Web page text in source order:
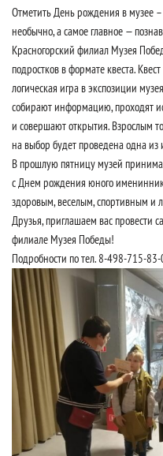
Отметить День рождения в музее –
необычно, а самое главное —
Красногорский филиал Музея
подростков в формате квеста.
логическая игра в экспозиции
собирают информацию, проходят
и совершают открытия. Взрослым
на выбор будет проведена одна
В прошлую пятницу музей
с Днем рождения юного
здоровым, веселым, спортивным и
Друзья, приглашаем вас провести
филиале Музея Победы!
Подробности по тел. 8-498-715-